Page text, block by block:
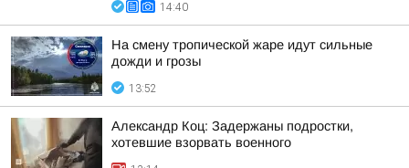
14:40
На смену тропической жаре идут сильные
дожди и грозы
13:52
Александр Коц: Задержаны подростки,
хотевшие взорвать военного